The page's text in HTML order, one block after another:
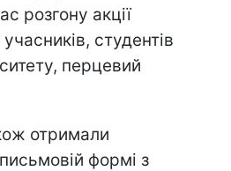
розгону акції
студентів
перцевий
отримали
формі з